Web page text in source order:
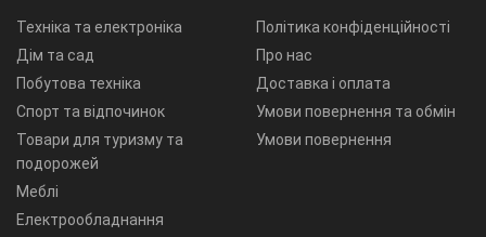
Техніка та електроніка
Дім та сад
Побутова техніка
Спорт та відпочинок
Товари для туризму та
подорожей
Меблі
Електрообладнання
Політика конфіденційності
Про нас
Доставка і оплата
Умови повернення та обмін
Умови повернення